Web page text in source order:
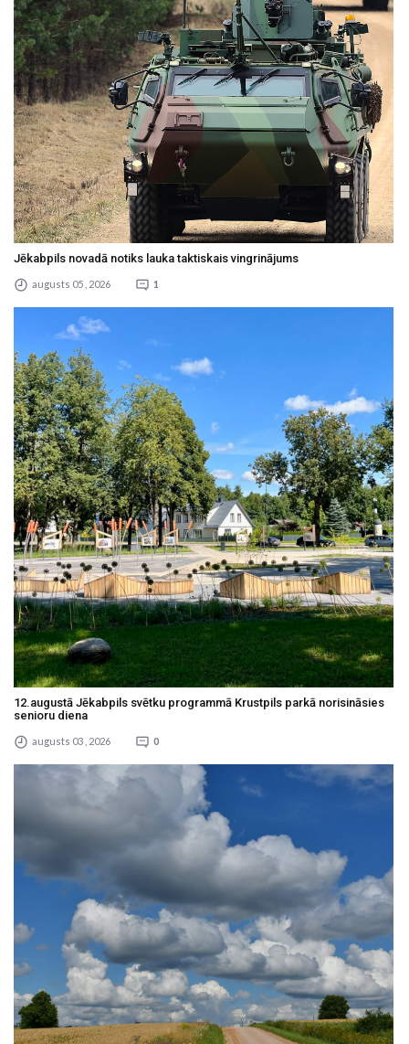
Jēkabpils novadā notiks lauka taktiskais vingrinājums
augusts 05 , 2026 1
12.augustā Jēkabpils svētku programmā Krustpils parkā norisināsies
senioru diena
augusts 03 , 2026 0